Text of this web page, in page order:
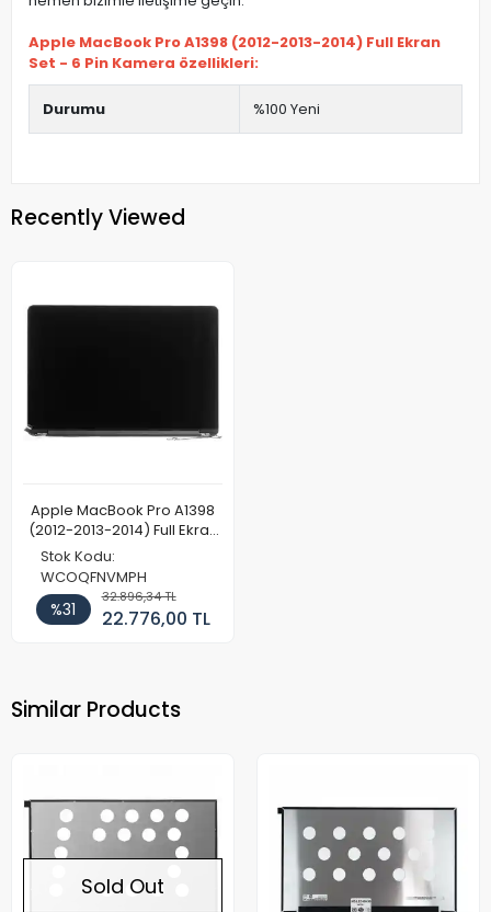
Apple MacBook Pro A1398 (2012-2013-2014) Full Ekran
Set - 6 Pin Kamera özellikleri:
Durumu %100 Yeni
Recently Viewed
Apple MacBook Pro A1398
(2012-2013-2014) Full Ekran
Set - 6 Pin Kamera
Stok Kodu:
WCOQFNVMPH
%31
32.896,34 TL
22.776,00 TL
Similar Products
Sold Out